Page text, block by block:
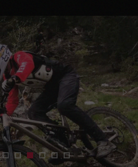
shuttles-vtt-enduro-valais-central-01
shuttles-vtt-enduro-valais-bus-
2401-shuttles-vtt-enduro-valais-
2512-navettes-vtt-enduro-avec-
2401-shuttles-vtt-enduro-
2401-shuttles-vtt-
2401-shuttles-vtt-
2512-navettes-vtt-